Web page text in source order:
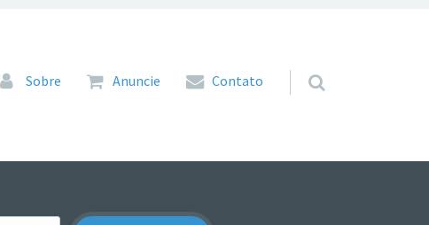
Pular para o conteúdo
Sobre Anuncie Contato